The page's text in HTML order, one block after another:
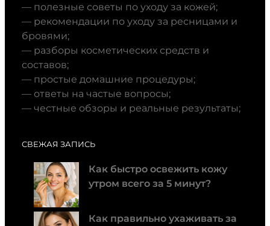
— полезные советы по уходу за кожей;
— рекомендации по уходу за ресницами и
бровями;
— разборы косметических средств и
составов;
— простые домашние процедуры;
— ответы на частые вопросы;
— честные обзоры и реальные результаты;
СВЕЖАЯ ЗАПИСЬ
Как быстро освежить кожу
утром всего за 5 минут?
Как правильно ухаживать за